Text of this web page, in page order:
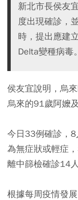
新北市長侯友
度出現確診，
時，提出應建
Delta變種病毒。
侯友宜說明，烏
烏來的91歲阿嬤
今日33例確診，
為無症狀或輕症
離中篩檢確診14
根據每周疫情發